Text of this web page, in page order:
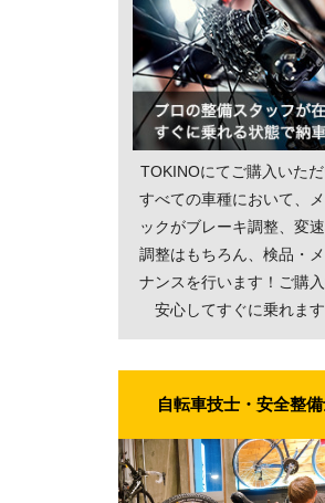
TOKINOにてご購入いた
すべての車種において、
ックがブレーキ調整、変
調整はもちろん、検品・
ナンスを行います！ご購入
安心してすぐに乗れます
自転車技士・安全整